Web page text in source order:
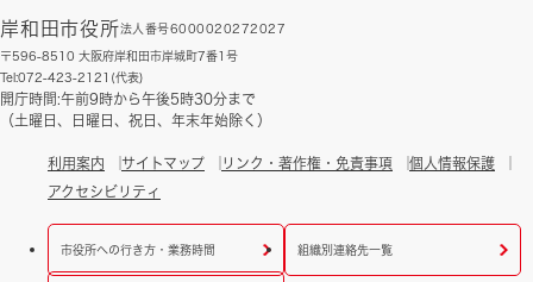
岸和田市役所法人番号6000020272027
〒596-8510 大阪府岸和田市岸城町7番1号
Tel:072-423-2121(代表)
開庁時間:午前9時から午後5時30分まで
（土曜日、日曜日、祝日、年末年始除く）
利用案内 サイトマップ リンク・著作権・免責事項
個人情報保護
アクセシビリティ
市役所への行き方・業務時間 組織別連絡先一覧